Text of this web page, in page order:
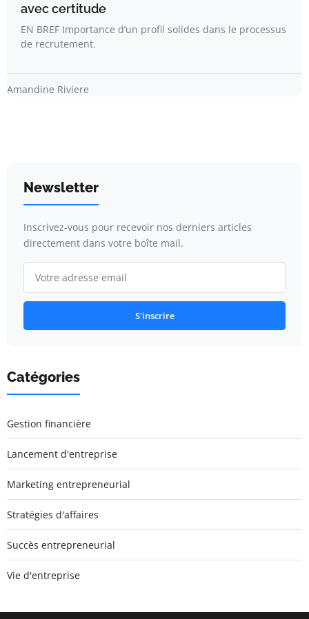
avec certitude
EN BREF Importance d’un profil solides dans le processus
de recrutement.
Amandine Riviere
Newsletter
Inscrivez-vous pour recevoir nos derniers articles
directement dans votre boîte mail.
S'inscrire
Catégories
Gestion financière
Lancement d'entreprise
Marketing entrepreneurial
Stratégies d'affaires
Succès entrepreneurial
Vie d'entreprise